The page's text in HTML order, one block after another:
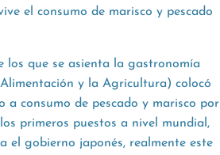
el consumo de marisco y pescado
los que se asienta la gastronomía
y la Agricultura) colocó
a consumo de pescado y marisco por
primeros puestos a nivel mundial,
el gobierno japonés, realmente este